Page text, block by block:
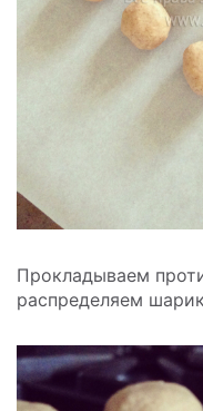
Прокладываем
распределяем